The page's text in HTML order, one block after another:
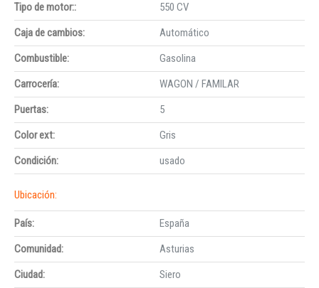
Tipo de motor::
550 CV
Caja de cambios:
Automático
Combustible:
Gasolina
Carrocería:
WAGON / FAMILAR
Puertas:
5
Color ext:
Gris
Condición:
usado
Ubicación:
País:
España
Comunidad:
Asturias
Ciudad:
Siero